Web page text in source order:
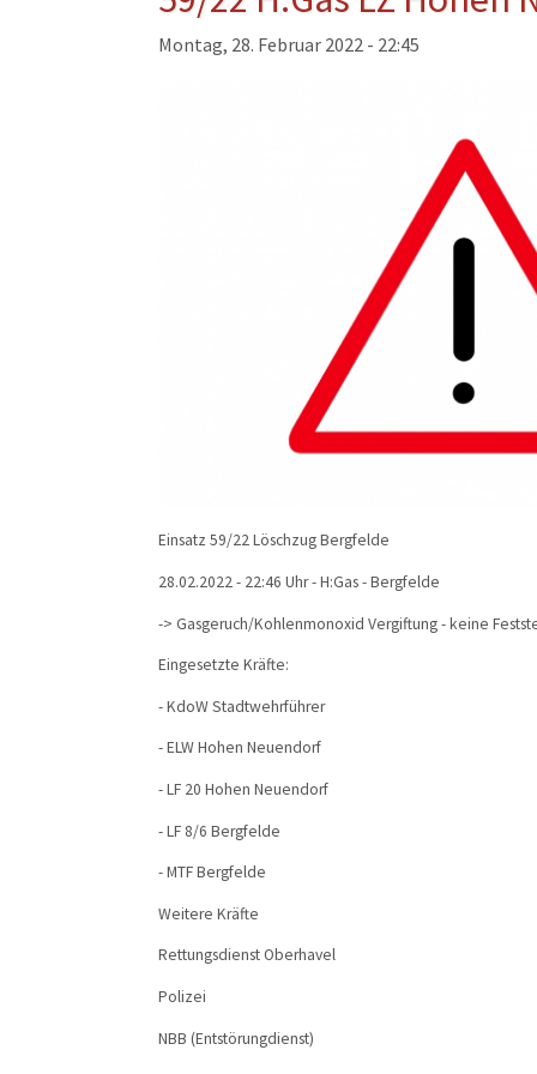
Montag, 28. Februar 2022 - 22:45
Einsatz 59/22 Löschzug Bergfelde
28.02.2022 - 22:46 Uhr - H:Gas - Bergfelde
-> Gasgeruch/Kohlenmonoxid Vergiftung - keine
Eingesetzte Kräfte:
- KdoW Stadtwehrführer
- ELW Hohen Neuendorf
- LF 20 Hohen Neuendorf
- LF 8/6 Bergfelde
- MTF Bergfelde
Weitere Kräfte
Rettungsdienst Oberhavel
Polizei
NBB (Entstörungdienst)